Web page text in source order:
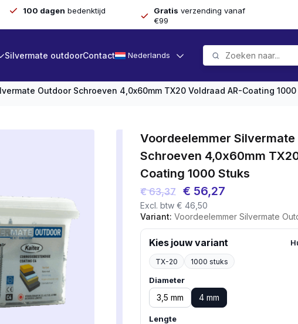
100 dagen bedenktijd Gratis verzending vanaf
€99
Silvermate outdoorContact Nederlands
Outdoor Schroeven 4,0x60mm TX20 Voldraad AR-Coating 1000
Voordeelemmer Silvermate
Schroeven 4,0x60mm
Coating 1000 Stuks
€63,37
Oorspronkelijke
prijs
was:
€ 63,37.
€ 56,27Huidige
is:
€ 56,27.
Excl. btw € 46,50
Variant: Voordeelemmer Silvermate Outdoor Schroeven 4,0x60mm
Kies jouw variant
TX-20 1000 stuks
Diameter
3,5 mm 4 mm
Lengte